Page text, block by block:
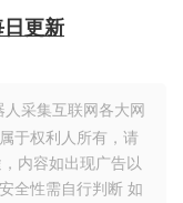
日更新
采集互联网各大网
于权利人所有，请
内容如出现广告以
全性需自行判断 如